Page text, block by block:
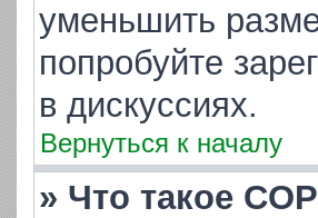
уменьшить
попробуйте
в дискуссиях.
Вернуться к началу
» Что такое